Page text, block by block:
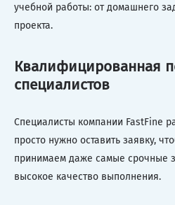
учебной работы: от домашнего
проекта.
Квалифицированная
специалистов
Специалисты компании FastFine
просто нужно оставить заявку,
принимаем даже самые срочные
высокое качество выполнения.